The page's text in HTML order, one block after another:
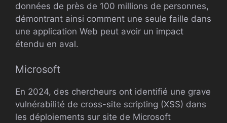
données de près de 100 millions de personnes,
démontrant ainsi comment une seule faille dans
une application Web peut avoir un impact
étendu en aval.
Microsoft
En 2024, des chercheurs ont identifié une grave
vulnérabilité de cross-site scripting (XSS) dans
les déploiements sur site de Microsoft